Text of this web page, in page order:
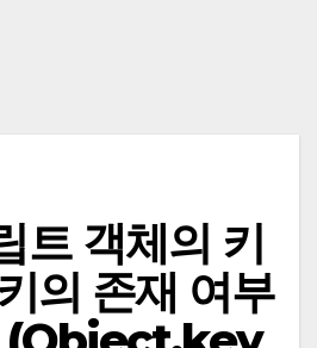
트 객체의 키
의 존재 여부